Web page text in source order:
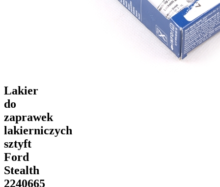
Lakier
do
zaprawek
lakierniczych
sztyft
Ford
Stealth
2240665